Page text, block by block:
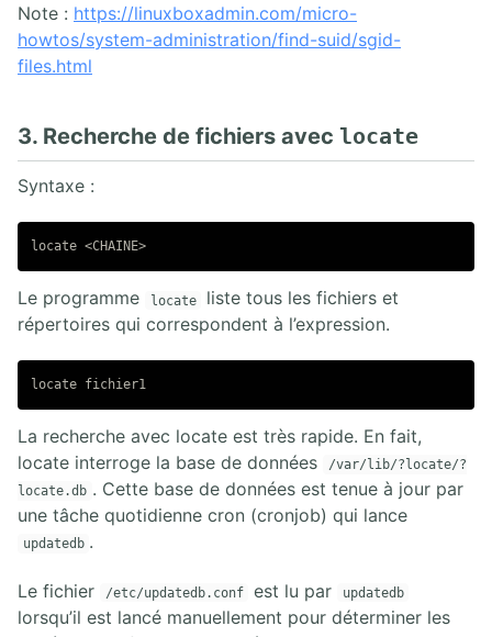
IX. CYBERSÉCURITÉ
Red Hat RHCSA RHCE
Linux Foundation
Linux CompTIA et autres
Programme Sécurité Linux
Alignement du document sur les certifications et programmes
Note : https://linuxboxadmin.com/micro-
howtos/system-administration/find-suid/sgid-
files.html
3. Recherche de fichiers avec locate
Syntaxe :
Le programme locate
liste tous les fichiers et
répertoires qui correspondent à l’expression.
La recherche avec locate est très rapide. En fait,
locate interroge la base de données
/var/lib/?locate/?
locate.db . Cette base de données est tenue à jour par
une tâche quotidienne cron (cronjob) qui lance
updatedb .
Le fichier /etc/updatedb.conf est lu par updatedb
lorsqu’il est lancé manuellement pour déterminer les